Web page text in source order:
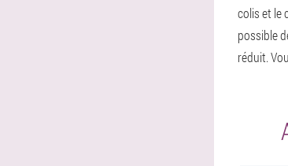
colis et le
possible
réduit.